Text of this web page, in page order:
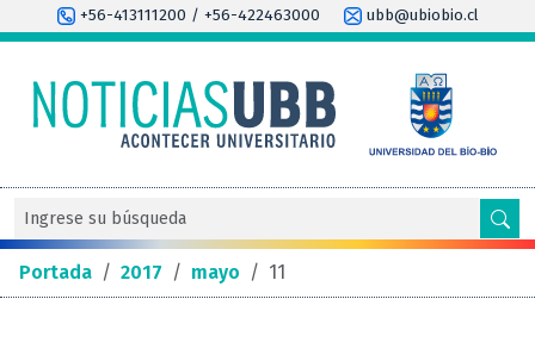
+56-413111200 / +56-422463000 ubb@ubiobio.cl
Portada / 2017 / mayo / 11